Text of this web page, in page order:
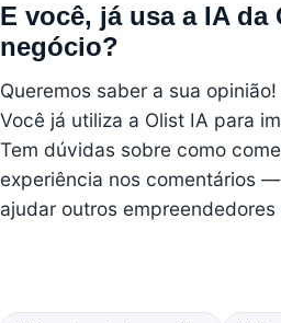
E você, já usa a IA da
negócio?
Queremos saber a sua opinião!
Você já utiliza a Olist IA para
Tem dúvidas sobre como
experiência nos comentários
ajudar outros